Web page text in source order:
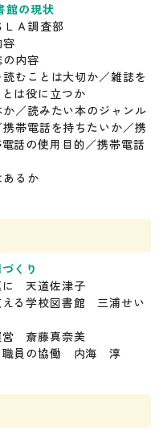
館の現状
Ａ調査部
内容
むことは大切か／雑誌を
は役に立つか
／読みたい本のジャンル
帯電話を持ちたいか／携
話の使用目的／携帯電話
るか
くり
に 天道佐津子
える学校図書館 三浦せい
営 斎藤真奈美
職員の協働 内海 淳